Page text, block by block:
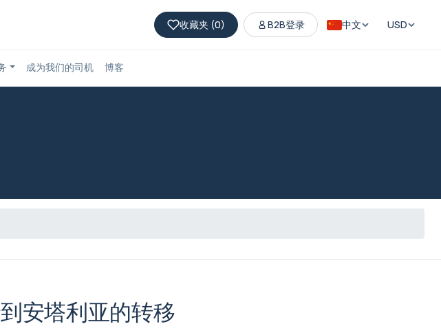
收藏夹 (0) B2B登录 中文 USD
成为我们的司机 博客
安塔利亚的转移